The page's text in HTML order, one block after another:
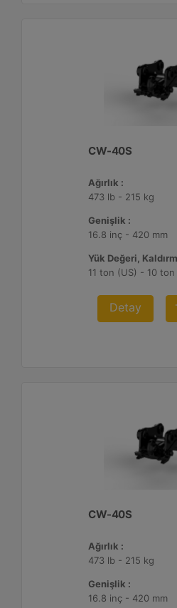
CW-40S
Ağırlık :
473 lb - 215 kg
Genişlik :
16.8 inç - 420 mm
Yük Değeri,
11 ton (US) - 10 ton
Detay
CW-40S
Ağırlık :
473 lb - 215 kg
Genişlik :
16.8 inç - 420 mm